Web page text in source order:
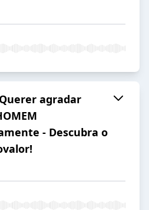
agradar
- Descubra o